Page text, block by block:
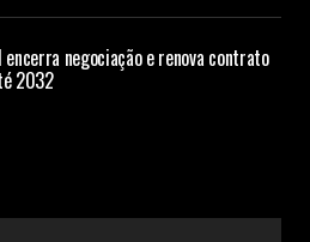
negociação e renova contrato
2032